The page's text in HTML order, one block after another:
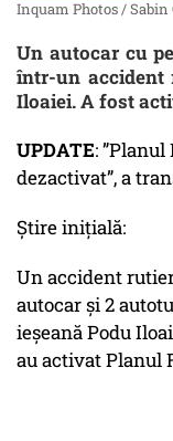
Inquam Photos /
Un autocar cu
într-un accident
Iloaiei. A fost
UPDATE:
dezactivat”, a
Știre inițială:
Un accident
autocar și 2
ieșeană Podu
au activat Planul